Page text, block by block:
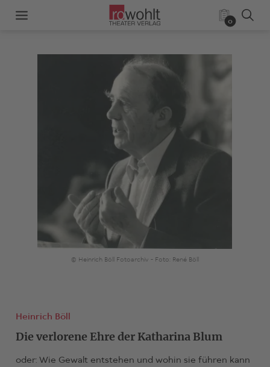
0
© Heinrich Böll Fotoarchiv - Foto: René Böll
Heinrich Böll
Die verlorene Ehre der Katharina Blum
oder: Wie Gewalt entstehen und wohin sie führen kann